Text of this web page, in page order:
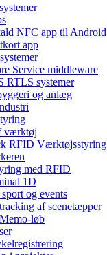
NFC app til Android
app
Service middleware
RTLS systemer
og anlæg
værktøj
RFID Værktøjsstyring
med RFID
1D
og events
af scenetæpper
løb